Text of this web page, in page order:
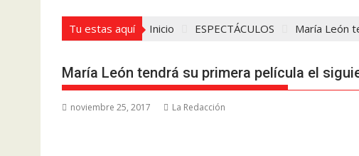
Tu estas aquí Inicio ESPECTÁCULOS María León
María León tendrá su primera película el
noviembre 25, 2017 La Redacción